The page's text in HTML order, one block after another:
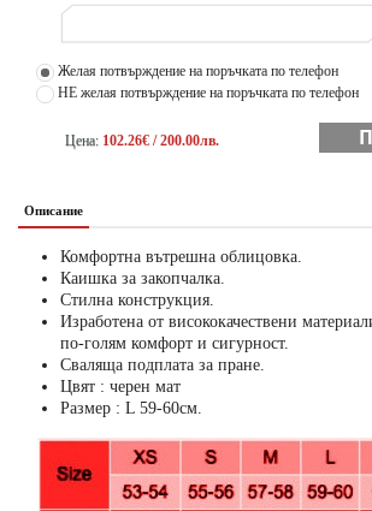
Желая потвърждение на поръчката по телефон
НЕ желая потвърждение на поръчката по телефон
Цена: 102.26€ / 200.00лв.
Описание
Комфортна вътрешна облицовка.
Каишка за закопчалка.
Стилна конструкция.
Изработена от висококачествени
по-голям комфорт и сигурност.
Сваляща подплата за пране.
Цвят : черен мат
Размер : L 59-60см.